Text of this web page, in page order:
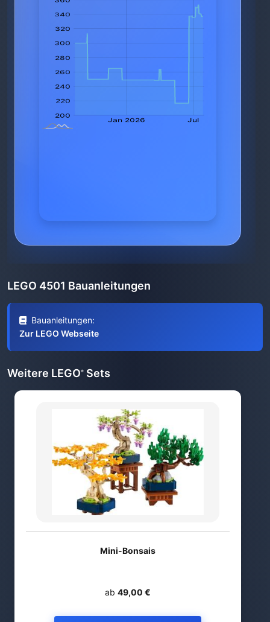
LEGO 4501 Bauanleitungen
Bauanleitungen:
Zur LEGO Webseite
Weitere LEGO® Sets
Mini-Bonsais
ab 49,00 €